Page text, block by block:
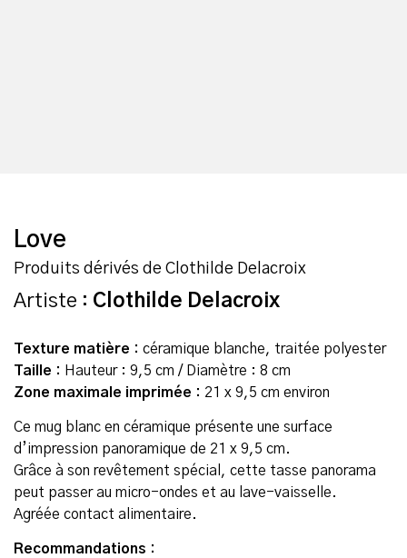
Love
Produits dérivés de Clothilde Delacroix
Artiste : Clothilde Delacroix
Texture matière : céramique blanche, traitée polyester
Taille : Hauteur : 9,5 cm / Diamètre : 8 cm
Zone maximale imprimée : 21 x 9,5 cm environ
Ce mug blanc en céramique présente une surface
d’impression panoramique de 21 x 9,5 cm.
Grâce à son revêtement spécial, cette tasse panorama
peut passer au micro-ondes et au lave-vaisselle.
Agréée contact alimentaire.
Recommandations :